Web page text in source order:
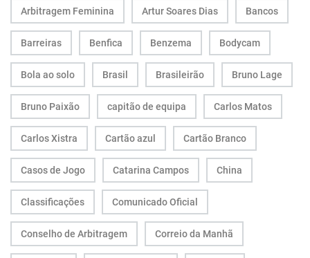
Arbitragem Feminina Artur Soares Dias Bancos
Barreiras Benfica Benzema Bodycam
Bola ao solo Brasil Brasileirão Bruno Lage
Bruno Paixão capitão de equipa Carlos Matos
Carlos Xistra Cartão azul Cartão Branco
Casos de Jogo Catarina Campos China
Classificações Comunicado Oficial
Conselho de Arbitragem Correio da Manhã